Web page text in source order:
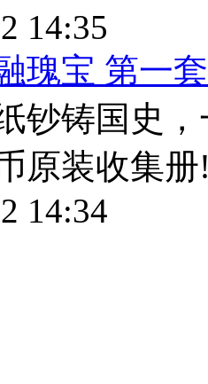
14:35
瑰宝 第一
铸国史，
币原装收
14:34